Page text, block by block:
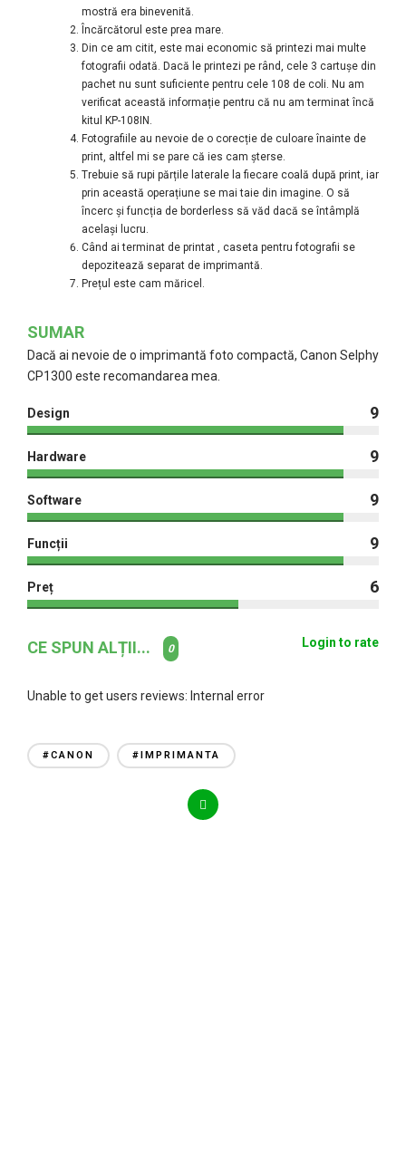
mostră era binevenită.
Încărcătorul este prea mare.
Din ce am citit, este mai economic să printezi mai multe
fotografii odată. Dacă le printezi pe rând, cele 3 cartușe din
pachet nu sunt suficiente pentru cele 108 de coli. Nu am
verificat această informație pentru că nu am terminat încă
kitul KP-108IN.
Fotografiile au nevoie de o corecție de culoare înainte de
print, altfel mi se pare că ies cam șterse.
Trebuie să rupi părțile laterale la fiecare coală după print, iar
prin această operațiune se mai taie din imagine. O să
încerc și funcția de borderless să văd dacă se întâmplă
același lucru.
Când ai terminat de printat , caseta pentru fotografii se
depozitează separat de imprimantă.
Prețul este cam măricel.
SUMAR
Dacă ai nevoie de o imprimantă foto compactă, Canon Selphy
CP1300 este recomandarea mea.
Design 9
Hardware 9
Software 9
Funcții 9
Preț 6
CE SPUN ALȚII... 0 Login to rate
Unable to get users reviews: Internal error
#CANON #IMPRIMANTA